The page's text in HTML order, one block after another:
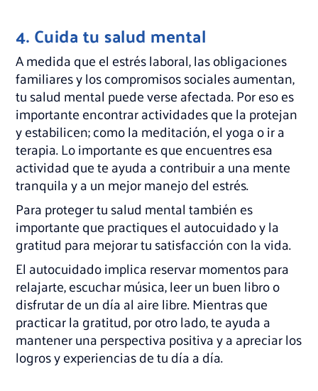
4. Cuida tu salud mental
A medida que el estrés laboral, las obligaciones
familiares y los compromisos sociales aumentan,
tu salud mental puede verse afectada. Por eso es
importante encontrar actividades que la protejan
y estabilicen; como la meditación, el yoga o ir a
terapia. Lo importante es que encuentres esa
actividad que te ayuda a contribuir a una mente
tranquila y a un mejor manejo del estrés.
Para proteger tu salud mental también es
importante que practiques el autocuidado y la
gratitud para mejorar tu satisfacción con la vida.
El autocuidado implica reservar momentos para
relajarte, escuchar música, leer un buen libro o
disfrutar de un día al aire libre. Mientras que
practicar la gratitud, por otro lado, te ayuda a
mantener una perspectiva positiva y a apreciar los
logros y experiencias de tu día a día.